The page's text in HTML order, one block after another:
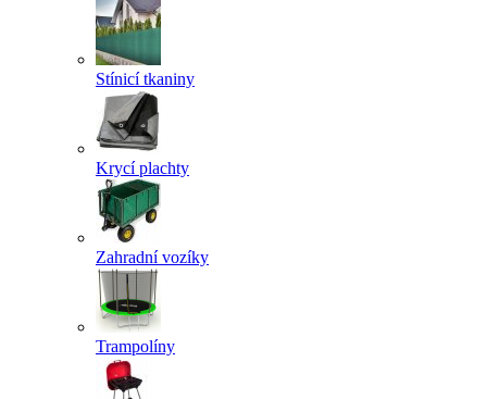
Stínicí tkaniny
Krycí plachty
Zahradní vozíky
Trampolíny